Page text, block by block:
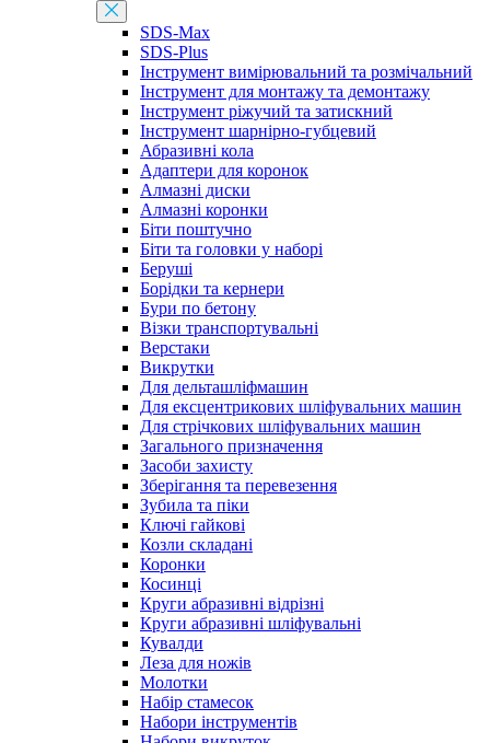
SDS-Max
SDS-Plus
Інструмент вимірювальний та розмічальний
Інструмент для монтажу та демонтажу
Інструмент ріжучий та затискний
Інструмент шарнірно-губцевий
Абразивні кола
Адаптери для коронок
Алмазні диски
Алмазні коронки
Біти поштучно
Біти та головки у наборі
Беруші
Борідки та кернери
Бури по бетону
Візки транспортувальні
Верстаки
Викрутки
Для дельташліфмашин
Для ексцентрикових шліфувальних машин
Для стрічкових шліфувальних машин
Загального призначення
Засоби захисту
Зберігання та перевезення
Зубила та піки
Ключі гайкові
Козли складані
Коронки
Косинці
Круги абразивні відрізні
Круги абразивні шліфувальні
Кувалди
Леза для ножів
Молотки
Набір стамесок
Набори інструментів